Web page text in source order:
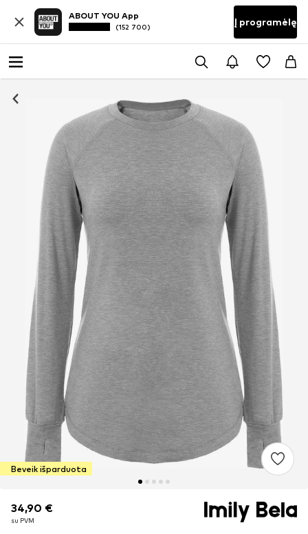
ABOUT YOU App
(152 700) Į programėlę
Beveik išparduota
34,90 €
su PVM
34,90 €
su PVM